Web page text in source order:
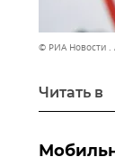
© РИА Новости .
Читать в